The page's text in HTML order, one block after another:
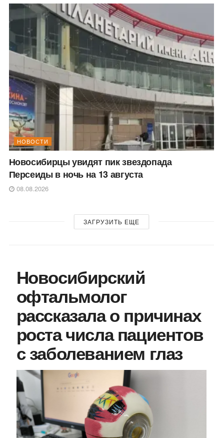
НОВОСТИ
Новосибирцы увидят пик звездопада
Персеиды в ночь на 13 августа
08.08.2026
ЗАГРУЗИТЬ ЕЩЕ
Новосибирский
офтальмолог
рассказала о причинах
роста числа пациентов
с заболеванием глаз